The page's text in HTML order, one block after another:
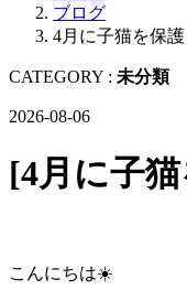
ブログ
4月に子猫を保
CATEGORY : 未分類
2026-08-06
[4月に子
こんにちは☀️